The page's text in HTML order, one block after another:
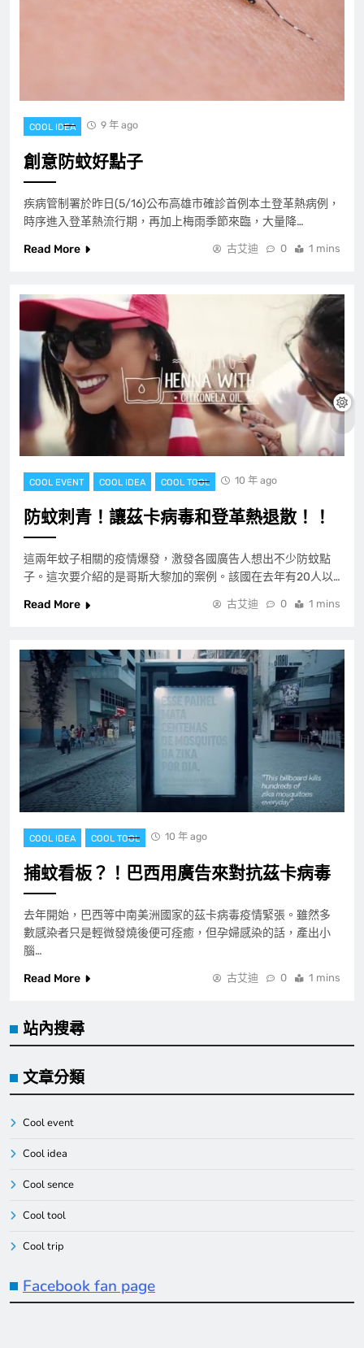
COOL IDEA 9 年 ago
創意防蚊好點子
疾病管制署於昨日(5/16)公布高雄市確診首例本土登革熱病例，
時序進入登革熱流行期，再加上梅雨季節來臨，大量降…
Read More
古艾迪 0 1 mins
COOL EVENT COOL IDEA COOL TOOL 10 年 ago
防蚊刺青！讓茲卡病毒和登革熱退散！！
這兩年蚊子相關的疫情爆發，激發各國廣告人想出不少防蚊點
子。這次要介紹的是哥斯大黎加的案例。該國在去年有20人以…
Read More
古艾迪 0 1 mins
COOL IDEA COOL TOOL 10 年 ago
捕蚊看板？！巴西用廣告來對抗茲卡病毒
去年開始，巴西等中南美洲國家的茲卡病毒疫情緊張。雖然多
數感染者只是輕微發燒後便可痊癒，但孕婦感染的話，產出小
腦…
Read More
古艾迪 0 1 mins
站內搜尋
文章分類
Cool event
Cool idea
Cool sence
Cool tool
Cool trip
Facebook fan page